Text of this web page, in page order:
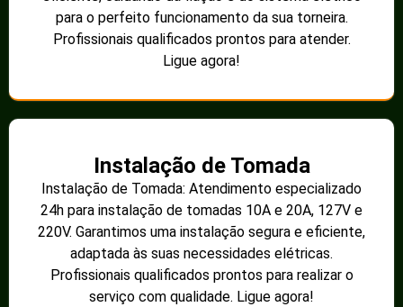
para o perfeito funcionamento da sua torneira.
Profissionais qualificados prontos para atender.
Ligue agora!
Instalação de Tomada
Instalação de Tomada: Atendimento especializado
24h para instalação de tomadas 10A e 20A, 127V e
220V. Garantimos uma instalação segura e eficiente,
adaptada às suas necessidades elétricas.
Profissionais qualificados prontos para realizar o
serviço com qualidade. Ligue agora!